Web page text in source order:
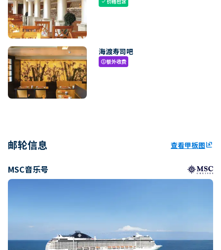
check
海渡寿司吧
paid额外收费
邮轮信息 查看甲板图ungroup
MSC音乐号